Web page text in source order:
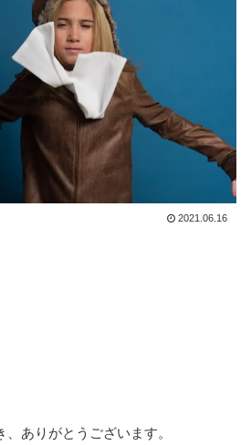
2021.06.16
ありがとうございます。